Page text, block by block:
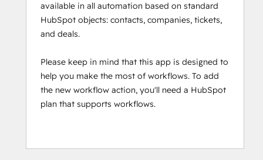
available in all automation based on standard
HubSpot objects: contacts, companies, tickets,
and deals.
Please keep in mind that this app is designed to
help you make the most of workflows. To add
the new workflow action, you'll need a HubSpot
plan that supports workflows.